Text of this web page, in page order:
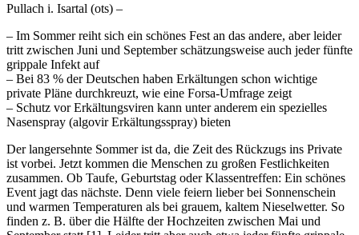
Pullach i. Isartal (ots) –
– Im Sommer reiht sich ein schönes Fest an das andere, aber leider
tritt zwischen Juni und September schätzungsweise auch jeder fünfte
grippale Infekt auf
– Bei 83 % der Deutschen haben Erkältungen schon wichtige
private Pläne durchkreuzt, wie eine Forsa-Umfrage zeigt
– Schutz vor Erkältungsviren kann unter anderem ein spezielles
Nasenspray (algovir Erkältungsspray) bieten
Der langersehnte Sommer ist da, die Zeit des Rückzugs ins Private
ist vorbei. Jetzt kommen die Menschen zu großen Festlichkeiten
zusammen. Ob Taufe, Geburtstag oder Klassentreffen: Ein schönes
Event jagt das nächste. Denn viele feiern lieber bei Sonnenschein
und warmen Temperaturen als bei grauem, kaltem Nieselwetter. So
finden z. B. über die Hälfte der Hochzeiten zwischen Mai und